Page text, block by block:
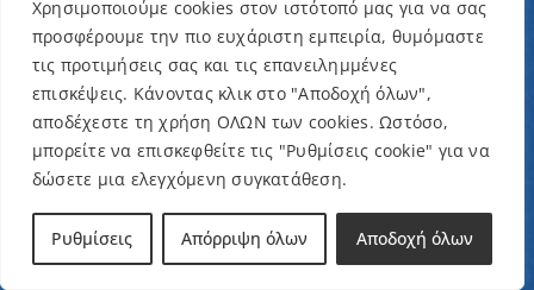
Χρησιμοποιούμε cookies στον ιστότοπό μας για να σας
προσφέρουμε την πιο ευχάριστη εμπειρία, θυμόμαστε
τις προτιμήσεις σας και τις επανειλημμένες
επισκέψεις. Κάνοντας κλικ στο "Αποδοχή όλων",
αποδέχεστε τη χρήση ΟΛΩΝ των cookies. Ωστόσο,
μπορείτε να επισκεφθείτε τις "Ρυθμίσεις cookie" για να
δώσετε μια ελεγχόμενη συγκατάθεση.
Ρυθμίσεις Απόρριψη όλων Αποδοχή όλων
© Copyright 2022 – Παγκύπριος Σύνδεσμος για
παιδιά με καρκίνο και συναφείς παθήσεις «Ένα
Όνειρο Μια Ευχή» / Designed & Developed byNETinfo
Plc